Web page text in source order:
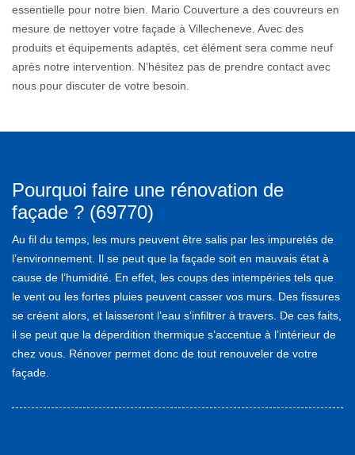
essentielle pour notre bien. Mario Couverture a des couvreurs en
mesure de nettoyer votre façade à Villecheneve. Avec des
produits et équipements adaptés, cet élément sera comme neuf
après notre intervention. N’hésitez pas de prendre contact avec
nous pour discuter de votre besoin.
Pourquoi faire une rénovation de
façade ? (69770)
Au fil du temps, les murs peuvent être salis par les impuretés de
l’environnement. Il se peut que la façade soit en mauvais état à
cause de l’humidité. En effet, les coups des intempéries tels que
le vent ou les fortes pluies peuvent casser vos murs. Des fissures
se créent alors, et laisseront l’eau s’infiltrer à travers. De ces faits,
il se peut que la déperdition thermique s’accentue à l’intérieur de
chez vous. Rénover permet donc de tout renouveler de votre
façade.